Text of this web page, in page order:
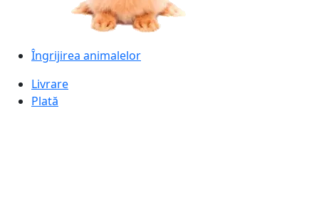
Îngrijirea animalelor
Livrare
Plată